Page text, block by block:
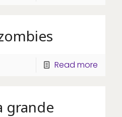
Read more
grande